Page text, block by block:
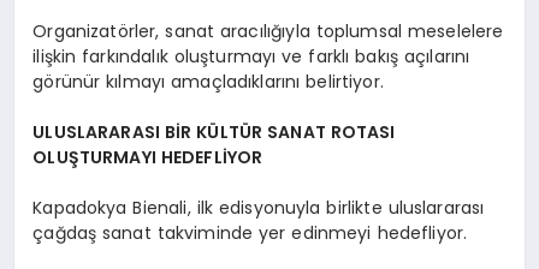
Organizatörler, sanat aracılığıyla toplumsal meselelere
ilişkin farkındalık oluşturmayı ve farklı bakış açılarını
görünür kılmayı amaçladıklarını belirtiyor.
ULUSLARARASI BİR KÜLTÜR SANAT ROTASI
OLUŞTURMAYI HEDEFLİYOR
Kapadokya Bienali, ilk edisyonuyla birlikte uluslararası
çağdaş sanat takviminde yer edinmeyi hedefliyor.